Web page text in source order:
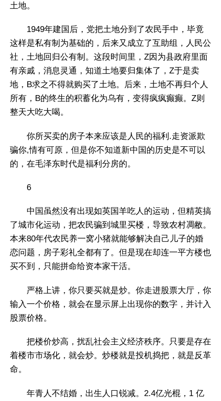
土地。
1949年建国后，党把土地分到了农民手中，毕竟
这样是私有制为基础的，后来又成立了互助组，人民公
社，土地回归公有制。这段时间里，Z因为县政府里面
有亲戚，消息灵通，知道土地要归集体了，Z于是卖
地，B求之不得就购买了土地。后来，土地不再归个人
所有，B的终生的积蓄化为乌有，变得疯疯癫癫。Z则
整天大吃大喝。
你所买卖的房子本来应该是人民的福利.走资派欺
骗你,情有可原，但是你不知道新中国的历史是不可以
的，在毛泽东时代是福利分房的。
6
中国虽然没有出现如英国羊吃人的运动，但精英搞
了城市化运动，把农民骗到城里买楼，导致农村凋敝。
本来80年代农民养一窝小猪就能够解决自己儿子的婚
恋问题，房子彩礼全都有了。但是现在却连一平方楼也
买不到，只能拼命给资本家干活。
严格上讲，你只要买就是炒。你走进股票大厅，你
输入一个价格，就会在显示屏上出现你的数字，并计入
股票价格。
把楼价炒高，扰乱社会主义经济秩序。只要是存在
着楼市市场化，就会炒。炒楼就是投机捣把，就是反革
命。
年青人不结婚，出生人口锐减。2.4亿光棍，1 亿